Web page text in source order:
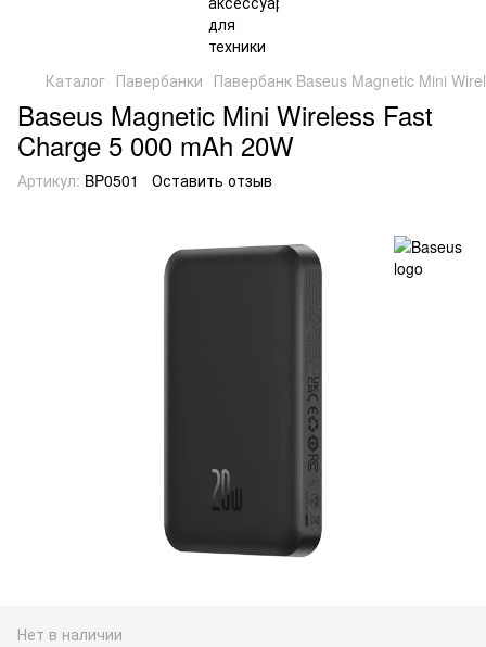
Каталог Павербанки Павербанк Baseus Magnetic Mini
Baseus Magnetic Mini Wireless Fast
Charge 5 000 mAh 20W
Артикул: BP0501 Оставить отзыв
Нет в наличии